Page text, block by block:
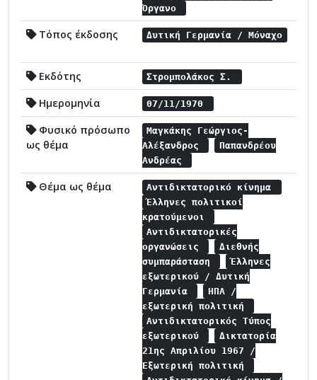
Όργανο
Τόπος έκδοσης Δυτική Γερμανία / Μόναχο
Εκδότης Στρομπολάκος Σ.
Ημερομηνία 07/11/1970
Φυσικό πρόσωπο
ως θέμα
Μαγκάκης Γεώργιος-
Αλέξανδρος
Παπανδρέου
Ανδρέας
Θέμα ως θέμα
Αντιδικτατορικό κίνημα
Έλληνες πολιτικοί
κρατούμενοι
Αντιδικτατορικές
οργανώσεις
Διεθνής
συμπαράσταση
Έλληνες
εξωτερικού / Δυτική
Γερμανία
ΗΠΑ /
εξωτερική πολιτική
Αντιδικτατορικός Τύπος
εξωτερικού
Δικτατορία
21ης Απριλίου 1967 /
Εξωτερική πολιτική